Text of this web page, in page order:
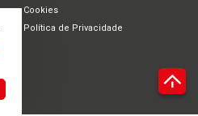
Cookies
Política de Privacidade